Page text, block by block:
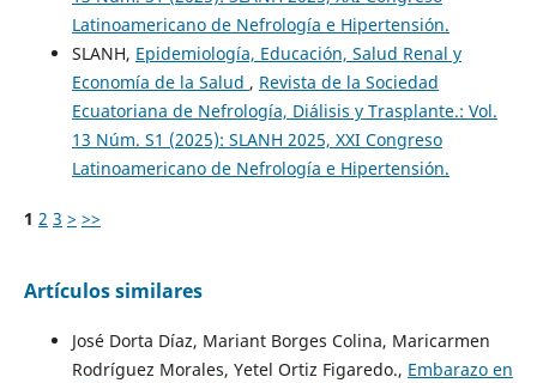
Latinoamericano de Nefrología e Hipertensión.
SLANH, Epidemiología, Educación, Salud Renal y
Economía de la Salud , Revista de la Sociedad
Ecuatoriana de Nefrología, Diálisis y Trasplante.: Vol.
13 Núm. S1 (2025): SLANH 2025, XXI Congreso
Latinoamericano de Nefrología e Hipertensión.
1 2 3 > >>
Artículos similares
José Dorta Díaz, Mariant Borges Colina, Maricarmen
Rodríguez Morales, Yetel Ortiz Figaredo., Embarazo en